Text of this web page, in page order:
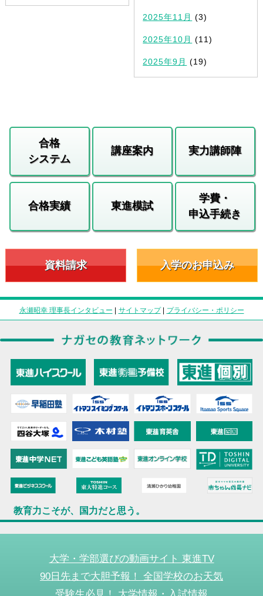
2025年11月 (3)
2025年10月 (11)
2025年9月 (19)
合格
システム
講座案内 実力講師陣
合格実績 東進模試
学費・
申込手続き
資料請求 入学のお申込み
永瀬昭幸 理事長インタビュー | サイトマップ| プライバシー・ポリシー
教育力こそが、国力だと思う。
大学・学部選びの動画サイト 東進TV
90日先まで大胆予報！ 全国学校のお天気